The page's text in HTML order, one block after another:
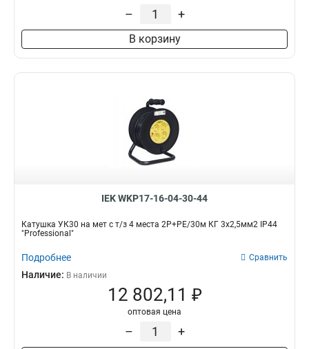
– +
В корзину
IEK WKP17-16-04-30-44
Катушка УК30 на мет с т/з 4 места 2Р+PЕ/30м КГ 3х2,5мм2 IP44
"Professional"
Подробнее Сравнить
Наличие: В наличии
12 802,11 ₽
оптовая цена
– +